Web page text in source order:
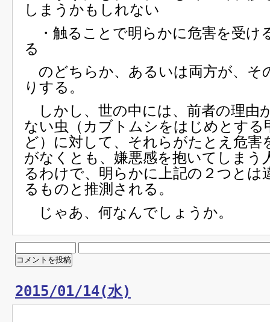
しまうかもしれない
・触ることで明らかに危害を受け
る
のどちらか、あるいは両方が、そ
りする。
しかし、世の中には、前者の理由
ない虫（カブトムシをはじめとする
ど）に対して、それらがたとえ危害
がなくとも、嫌悪感を抱いてしまう
るわけで、明らかに上記の２つとは
るものと推測される。
じゃあ、何なんでしょうか。
2015/01/14(水)